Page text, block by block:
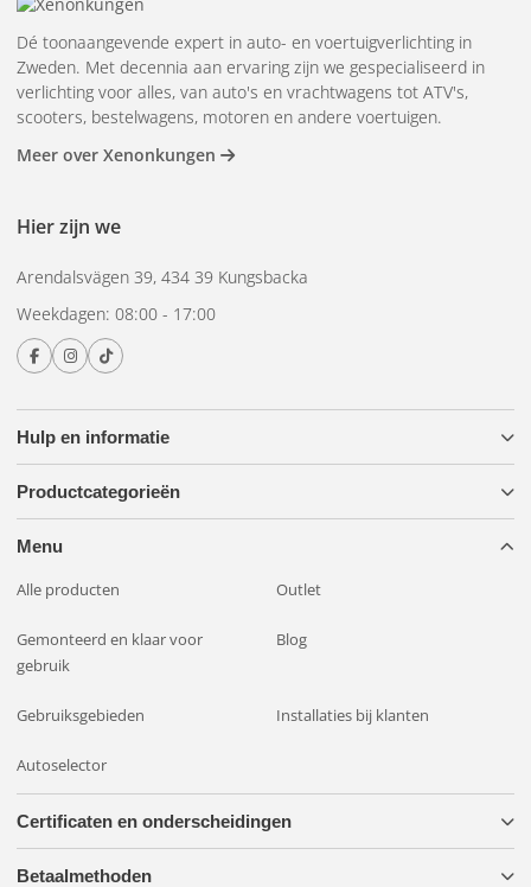
Hulp en informatie
Productcategorieën
Menu
Alle producten Outlet
Gemonteerd en klaar voor
gebruik
Blog
Gebruiksgebieden Installaties bij klanten
Autoselector
Dé toonaangevende expert in auto- en voertuigverlichting in
Zweden. Met decennia aan ervaring zijn we gespecialiseerd in
verlichting voor alles, van auto's en vrachtwagens tot ATV's,
scooters, bestelwagens, motoren en andere voertuigen.
Meer over Xenonkungen
Hier zijn we
Arendalsvägen 39, 434 39 Kungsbacka
Weekdagen: 08:00 - 17:00
Certificaten en onderscheidingen
Betaalmethoden